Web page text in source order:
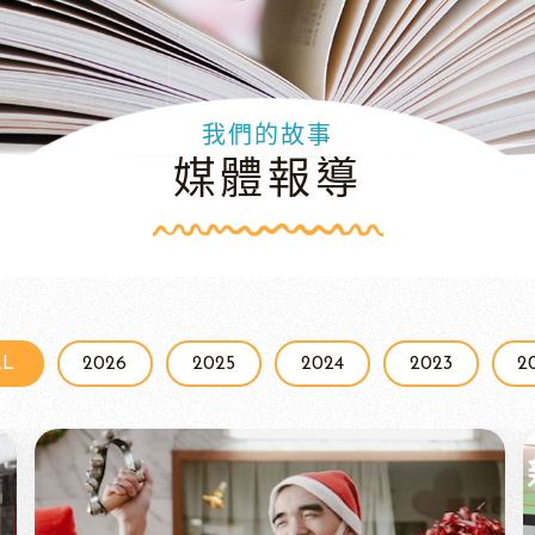
我們的故事
媒體報導
2026 2025 2024 2023